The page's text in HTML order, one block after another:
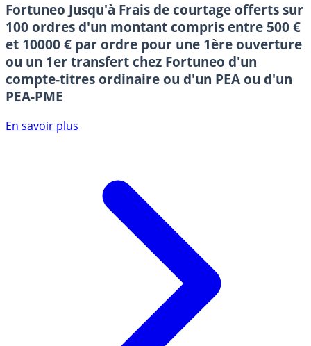
Fortuneo Jusqu'à Frais de courtage offerts sur
100 ordres d'un montant compris entre 500 €
et 10000 € par ordre pour une 1ère ouverture
ou un 1er transfert chez Fortuneo d'un
compte-titres ordinaire ou d'un PEA ou d'un
PEA-PME
En savoir plus